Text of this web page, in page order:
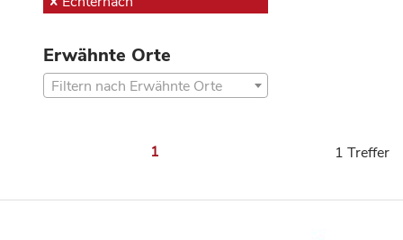
Erwähnte Orte
Filtern nach Erwähnte Orte
1 1 Treffer